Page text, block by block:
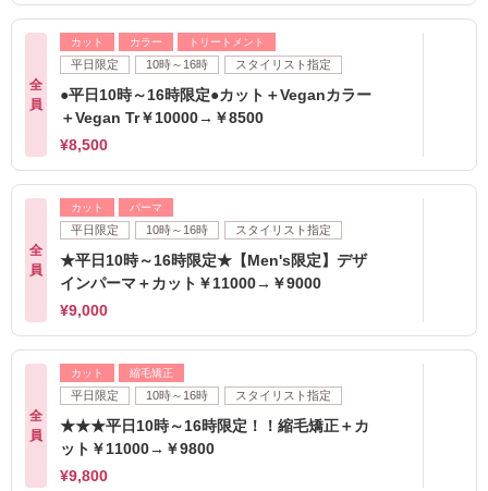
全
員
カット カラー トリートメント
平日限定 10時～16時 スタイリスト指定
●平日10時～16時限定●カット＋Veganカラー
＋Vegan Tr￥10000→￥8500
¥8,500
全
員
カット パーマ
平日限定 10時～16時 スタイリスト指定
★平日10時～16時限定★【Men's限定】デザ
インパーマ＋カット￥11000→￥9000
¥9,000
全
員
カット 縮毛矯正
平日限定 10時～16時 スタイリスト指定
★★★平日10時～16時限定！！縮毛矯正＋カ
ット￥11000→￥9800
¥9,800